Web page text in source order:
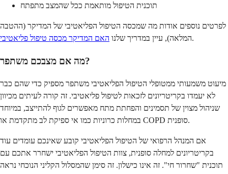
תוכנית הטיפול מותאמת ככל שהמצב מתפתח
לפרטים נוספים אודות מה שמכסה הטיפול הפליאטיבי של המדיקר (ההטבה
המלאה), עיין במדריך שלנו האם המדיקר מכסה טיפול פליאטיבי .
מה אם מצבכם משתפר?
מיעוט משמעותי ממטופלי הטיפול הפליאטיבי משתפר מספיק כדי שהם כבר
לא יעמדו בקריטריונים לזכאות לטיפול פליאטיבי. זה קורה לעיתים מכיוון
שניהול מצוין של תסמינים והפחתת מתח מאפשרים לגוף להתייצב, במיוחד
במחלות כרוניות כמו אי ספיקת לב מתקדמת או COPD סופנית.
אם המנהל הרפואי של הטיפול הפליאטיבי קובע שאינכם עומדים עוד
בקריטריונים למחלה סופנית, צוות הטיפול הפליאטיבי ישחרר אתכם עם
תוכנית "שחרור חי". זה אינו כישלון. זה סימן שהמסלול הקליני הנוכחי נראה